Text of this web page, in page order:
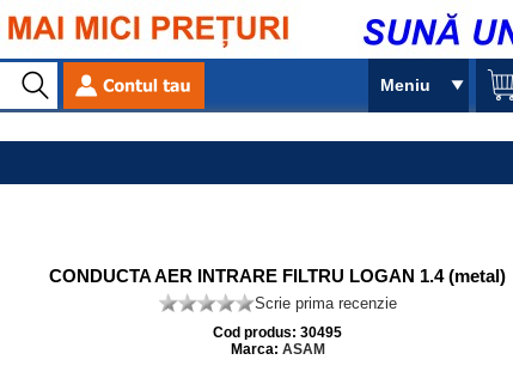
Meniu
CONDUCTA AER INTRARE FILTRU LOGAN 1.4 (metal)
Scrie prima recenzie
Cod produs: 30495
Marca: ASAM